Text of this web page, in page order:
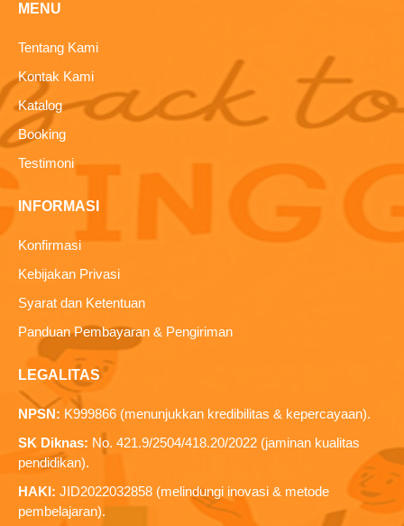
MENU
Tentang Kami
Kontak Kami
Katalog
Booking
Testimoni
INFORMASI
Konfirmasi
Kebijakan Privasi
Syarat dan Ketentuan
Panduan Pembayaran & Pengiriman
LEGALITAS
NPSN: K999866 (menunjukkan kredibilitas & kepercayaan).
SK Diknas: No. 421.9/2504/418.20/2022 (jaminan kualitas
pendidikan).
HAKI: JID2022032858 (melindungi inovasi & metode
pembelajaran).